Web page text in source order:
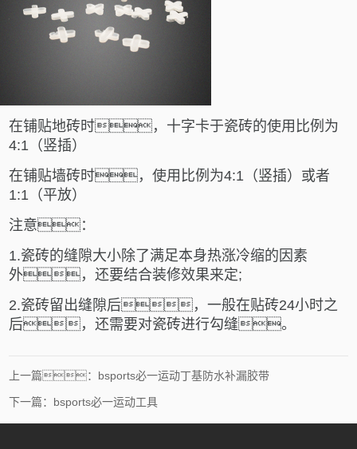
在铺贴地砖时，十字卡于瓷砖的使用比例为
4:1（竖插）
在铺贴墙砖时，使用比例为4:1（竖插）或者
1:1（平放）
注意：
1.瓷砖的缝隙大小除了满足本身热涨冷缩的因素
外，还要结合装修效果来定;
2.瓷砖留出缝隙后，一般在贴砖24小时之
后，还需要对瓷砖进行勾缝。
上一篇：bsports必一运动丁基防水补漏胶带
下一篇：bsports必一运动工具